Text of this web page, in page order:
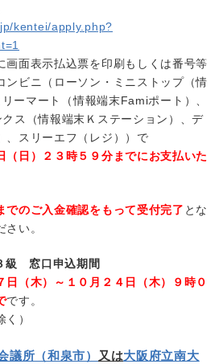
kentei/apply.php?
面表示払込票を印刷もしくは番号等
ンビニ（ローソン・ミニストップ（情
ーマート（情報端末Famiポート）、
ス（情報端末Ｋステーション）、デ
、スリーエフ（レジ））で
（日）２３時５９分までにお支払いた
でのご入金確認をもって受付完了 とな
い。
級 窓口申込期間
（木）～１０月２４日（木）９時０
です。
）
議所（和泉市） 又は大阪府立南大